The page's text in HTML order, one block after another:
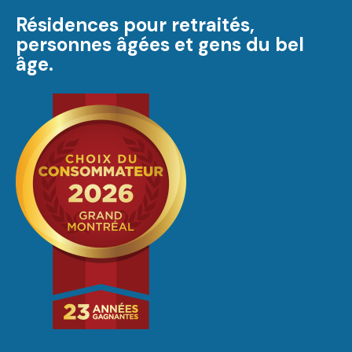
Résidences pour retraités,
personnes âgées et gens du bel
âge.